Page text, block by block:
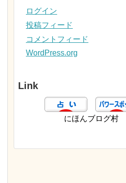
ログイン
投稿フィード
コメントフィード
WordPress.org
Link
にほんブログ村